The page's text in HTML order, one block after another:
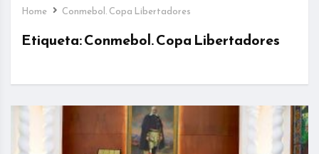
Home Conmebol. Copa Libertadores
Etiqueta:Conmebol. Copa Libertadores